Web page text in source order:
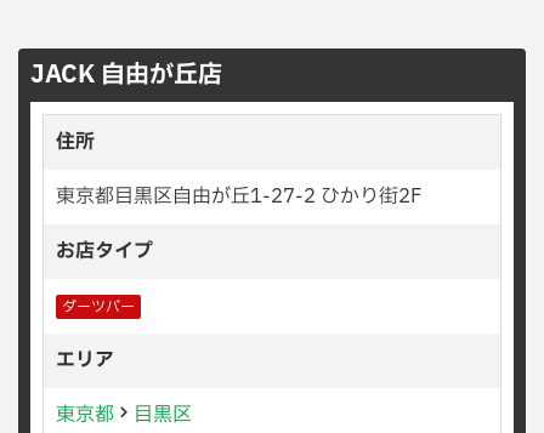
JACK 自由が丘店
住所
東京都目黒区自由が丘1-27-2 ひかり街2F
お店タイプ
ダーツバー
エリア
東京都
目黒区